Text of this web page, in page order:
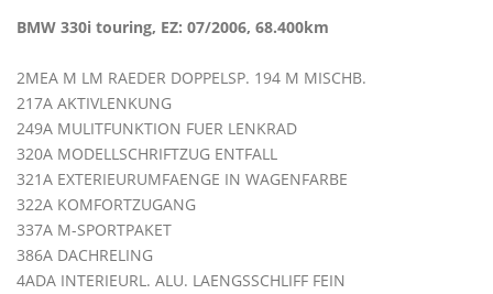
BMW 330i touring, EZ: 07/2006, 68.400km
2MEA M LM RAEDER DOPPELSP. 194 M MISCHB.
217A AKTIVLENKUNG
249A MULITFUNKTION FUER LENKRAD
320A MODELLSCHRIFTZUG ENTFALL
321A EXTERIEURUMFAENGE IN WAGENFARBE
322A KOMFORTZUGANG
337A M-SPORTPAKET
386A DACHRELING
4ADA INTERIEURL. ALU. LAENGSSCHLIFF FEIN